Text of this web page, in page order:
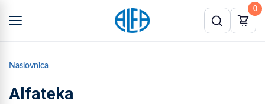
0
Naslovnica
Alfateka